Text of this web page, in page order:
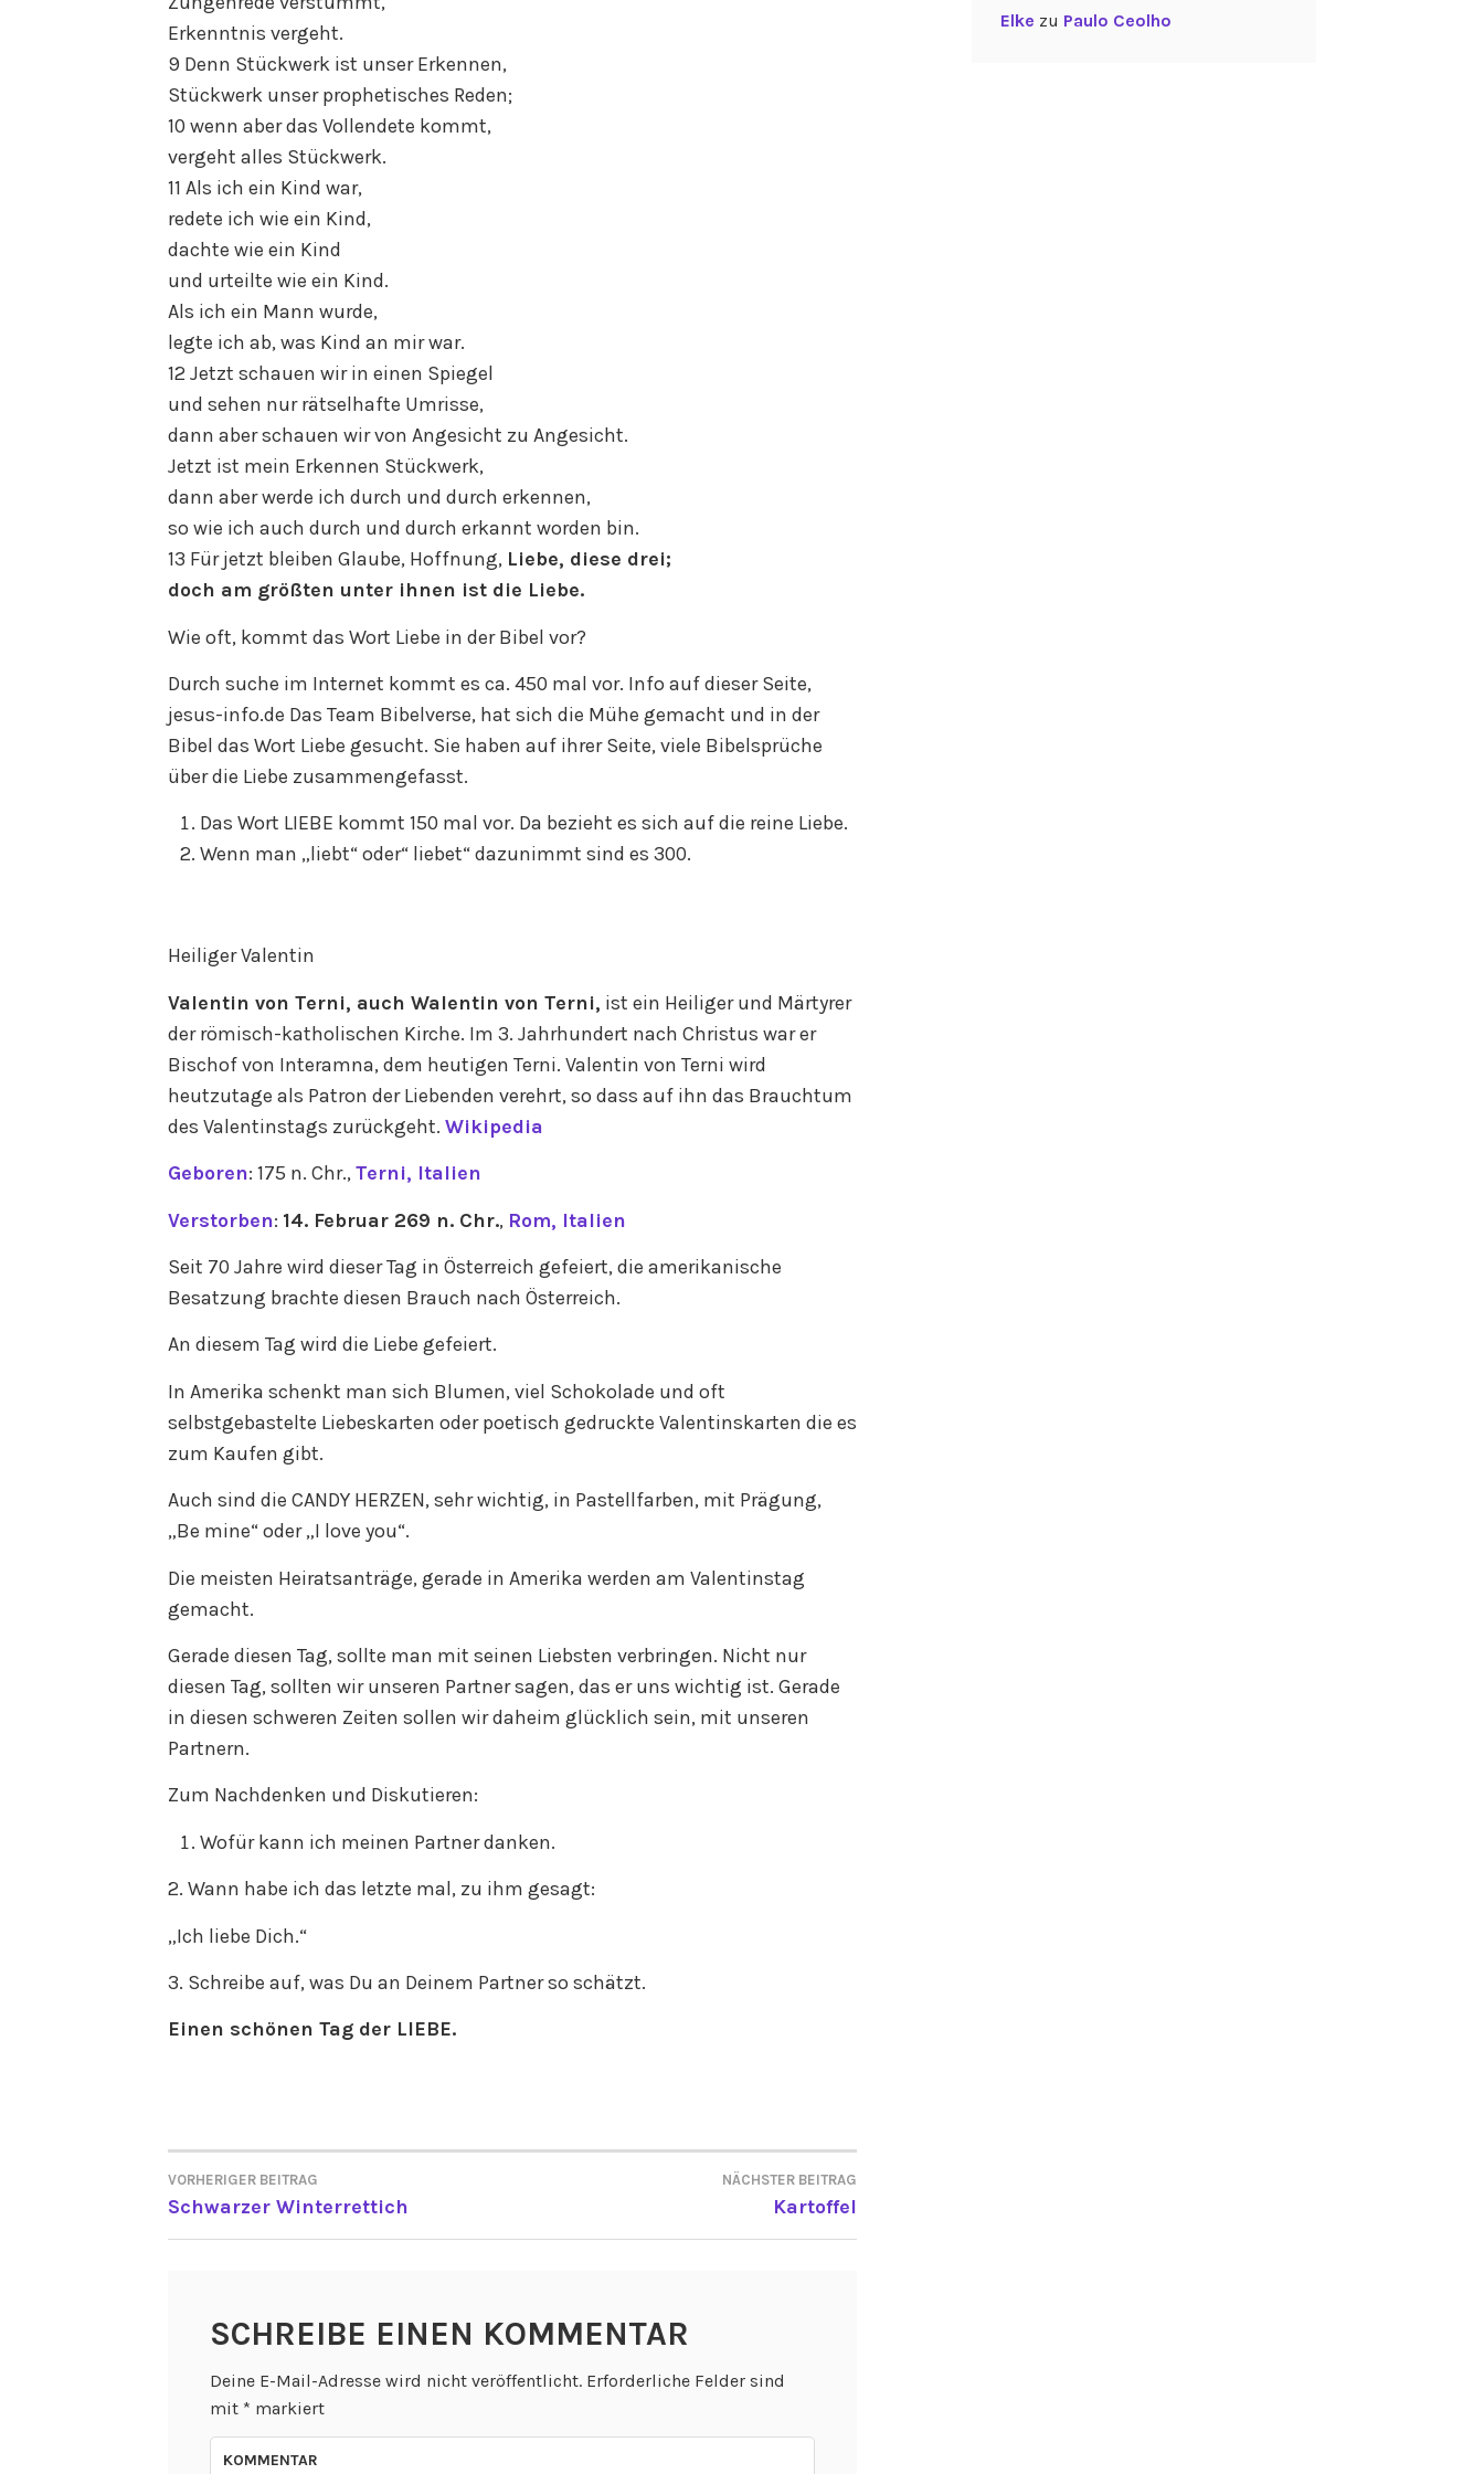
Erkenntnis vergeht.
9 Denn Stückwerk ist unser Erkennen,
Stückwerk unser prophetisches Reden;
10 wenn aber das Vollendete kommt,
vergeht alles Stückwerk.
11 Als ich ein Kind war,
redete ich wie ein Kind,
dachte wie ein Kind
und urteilte wie ein Kind.
Als ich ein Mann wurde,
legte ich ab, was Kind an mir war.
12 Jetzt schauen wir in einen Spiegel
und sehen nur rätselhafte Umrisse,
dann aber schauen wir von Angesicht zu Angesicht.
Jetzt ist mein Erkennen Stückwerk,
dann aber werde ich durch und durch erkennen,
so wie ich auch durch und durch erkannt worden bin.
13 Für jetzt bleiben Glaube, Hoffnung, Liebe, diese drei;
doch am größten unter ihnen ist die Liebe.
Wie oft, kommt das Wort Liebe in der Bibel vor?
Durch suche im Internet kommt es ca. 450 mal vor. Info auf dieser Seite,
jesus-info.de Das Team Bibelverse, hat sich die Mühe gemacht und in der
Bibel das Wort Liebe gesucht. Sie haben auf ihrer Seite, viele Bibelsprüche
über die Liebe zusammengefasst.
Das Wort LIEBE kommt 150 mal vor. Da bezieht es sich auf die reine Liebe.
Wenn man „liebt“ oder“ liebet“ dazunimmt sind es 300.
Heiliger Valentin
Valentin von Terni, auch Walentin von Terni, ist ein Heiliger und Märtyrer
der römisch-katholischen Kirche. Im 3. Jahrhundert nach Christus war er
Bischof von Interamna, dem heutigen Terni. Valentin von Terni wird
heutzutage als Patron der Liebenden verehrt, so dass auf ihn das Brauchtum
des Valentinstags zurückgeht. Wikipedia
Geboren: 175 n. Chr.,Terni, Italien
Verstorben: 14. Februar 269 n. Chr., Rom, Italien
Seit 70 Jahre wird dieser Tag in Österreich gefeiert, die amerikanische
Besatzung brachte diesen Brauch nach Österreich.
An diesem Tag wird die Liebe gefeiert.
In Amerika schenkt man sich Blumen, viel Schokolade und oft
selbstgebastelte Liebeskarten oder poetisch gedruckte Valentinskarten die es
zum Kaufen gibt.
Auch sind die CANDY HERZEN, sehr wichtig, in Pastellfarben, mit Prägung,
„Be mine“ oder „I love you“.
Die meisten Heiratsanträge, gerade in Amerika werden am Valentinstag
gemacht.
Gerade diesen Tag, sollte man mit seinen Liebsten verbringen. Nicht nur
diesen Tag, sollten wir unseren Partner sagen, das er uns wichtig ist. Gerade
in diesen schweren Zeiten sollen wir daheim glücklich sein, mit unseren
Partnern.
Zum Nachdenken und Diskutieren:
Wofür kann ich meinen Partner danken.
2. Wann habe ich das letzte mal, zu ihm gesagt:
„Ich liebe Dich.“
3. Schreibe auf, was Du an Deinem Partner so schätzt.
Einen schönen Tag der LIEBE.
BEITRAGSNAVIGATION
VORHERIGER BEITRAG
Schwarzer Winterrettich
NÄCHSTER BEITRAG
Kartoffel
SCHREIBE EINEN KOMMENTAR
Deine E-Mail-Adresse wird nicht veröffentlicht. Erforderliche Felder sind
mit * markiert
KOMMENTAR
Elke zu Paulo Ceolho